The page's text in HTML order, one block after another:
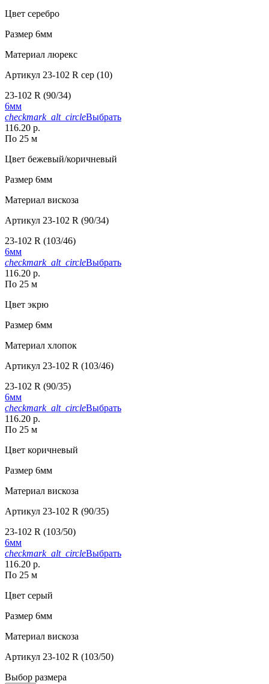
Цвет серебро
Размер 6мм
Материал люрекс
Артикул 23-102 R сер (10)
23-102 R (90/34)
6мм
checkmark_alt_circleВыбрать
116.20 р.
По 25 м
Цвет бежевый/коричневый
Размер 6мм
Материал вискоза
Артикул 23-102 R (90/34)
23-102 R (103/46)
6мм
checkmark_alt_circleВыбрать
116.20 р.
По 25 м
Цвет экрю
Размер 6мм
Материал хлопок
Артикул 23-102 R (103/46)
23-102 R (90/35)
6мм
checkmark_alt_circleВыбрать
116.20 р.
По 25 м
Цвет коричневый
Размер 6мм
Материал вискоза
Артикул 23-102 R (90/35)
23-102 R (103/50)
6мм
checkmark_alt_circleВыбрать
116.20 р.
По 25 м
Цвет серый
Размер 6мм
Материал вискоза
Артикул 23-102 R (103/50)
Выбор размера